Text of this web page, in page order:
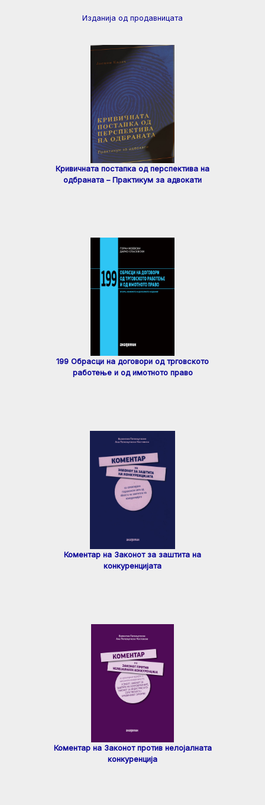
Изданија од продавницата
Кривичната постапка од перспектива на
одбраната – Практикум за адвокати
199 Обрасци на договори од трговското
работење и од имотното право
Коментар на Законот за заштита на
конкуренцијата
Коментар на Законот против нелојалната
конкуренција